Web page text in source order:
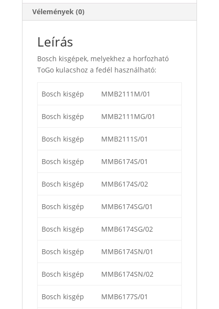
Vélemények (0)
Leírás
Bosch kisgépek, melyekhez a horfozható
ToGo kulacshoz a fedél használható:
Bosch kisgép MMB2111M/01
Bosch kisgép MMB2111MG/01
Bosch kisgép MMB2111S/01
Bosch kisgép MMB6174S/01
Bosch kisgép MMB6174S/02
Bosch kisgép MMB6174SG/01
Bosch kisgép MMB6174SG/02
Bosch kisgép MMB6174SN/01
Bosch kisgép MMB6174SN/02
Bosch kisgép MMB6177S/01